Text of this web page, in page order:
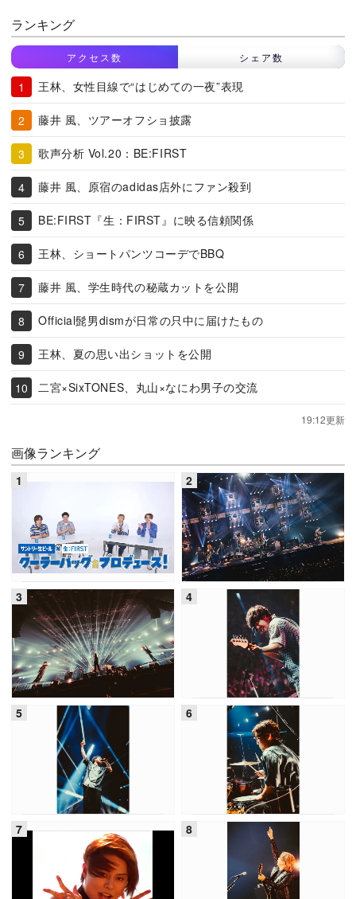
ランキング
アクセス数 シェア数
王林、女性目線で“はじめての一夜”表現
藤井 風、ツアーオフショ披露
歌声分析 Vol.20：BE:FIRST
藤井 風、原宿のadidas店外にファン殺到
BE:FIRST『生：FIRST』に映る信頼関係
王林、ショートパンツコーデでBBQ
藤井 風、学生時代の秘蔵カットを公開
Official髭男dismが日常の只中に届けたもの
王林、夏の思い出ショットを公開
二宮×SixTONES、丸山×なにわ男子の交流
19:12更新
画像ランキング